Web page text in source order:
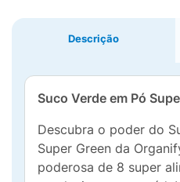
Descrição
Suco Verde em Pó
Descubra o poder do
Super Green da
poderosa de 8 super